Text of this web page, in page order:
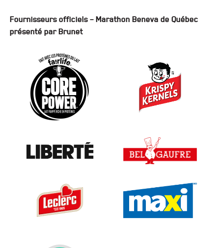
Fournisseurs officiels – Marathon Beneva de Québec
présenté par Brunet